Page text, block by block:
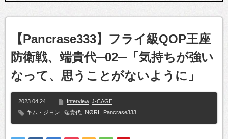
【Pancrase333】フライ級QOP王座
防衛戦、端貴代─02─「気持ちが強い
なって、思うことがないように」
2023.04.24 Interview J-CAGE
キム・ジヨン
端貴代 NØRI Pancrase333